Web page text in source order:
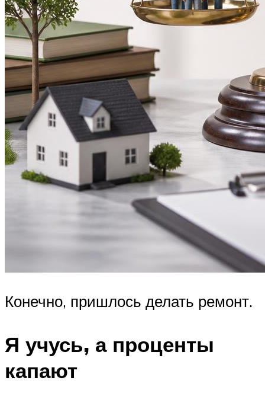
Конечно, пришлось делать ремонт.
Я учусь, а проценты
капают